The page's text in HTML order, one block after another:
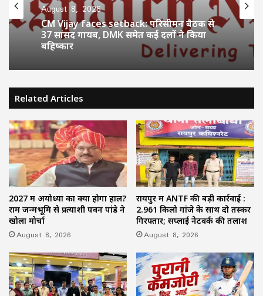
August 8, 2026
CM Vijay faces setback: परिसीमन बैठक से
37 सांसद गायब, DMK समेत कई दलों ने किया
बहिष्कार
Related Articles
2027 में अयोध्या का क्या होगा हाल?
राम जन्मभूमि से प्रत्याशी पवन पांडे ने
खोला मोर्चा
August 8, 2026
रायपुर में ANTF की बड़ी कार्रवाई :
2.961 किलो गांजे के साथ दो तस्कर
गिरफ्तार; सप्लाई नेटवर्क की तलाश
August 8, 2026